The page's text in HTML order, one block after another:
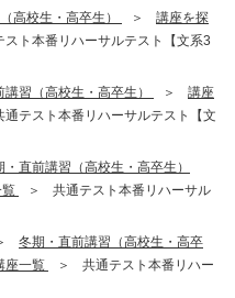
高校生・高卒生）
講座を探
スト本番リハーサルテスト【文系3
習（高校生・高卒生）
講座
通テスト本番リハーサルテスト【文
・直前講習（高校生・高卒生）
共通テスト本番リハーサル
冬期・直前講習（高校生・高卒
座一覧
共通テスト本番リハー